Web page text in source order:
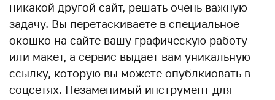
никакой другой сайт, решать очень важную
задачу. Вы перетаскиваете в специальное
окошко на сайте вашу графическую работу
или макет, а сервис выдает вам уникальную
ссылку, которую вы можете опублкиовать в
соцсетях. Незаменимый инструмент для